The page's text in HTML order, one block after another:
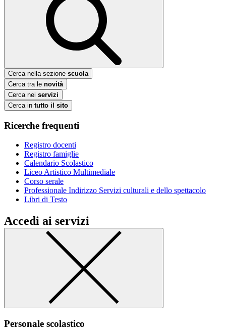
Cerca nella sezione scuola
Cerca tra le novità
Cerca nei servizi
Cerca in tutto il sito
Ricerche frequenti
Registro docenti
Registro famiglie
Calendario Scolastico
Liceo Artistico Multimediale
Corso serale
Professionale Indirizzo Servizi culturali e dello spettacolo
Libri di Testo
Accedi ai servizi
Personale scolastico